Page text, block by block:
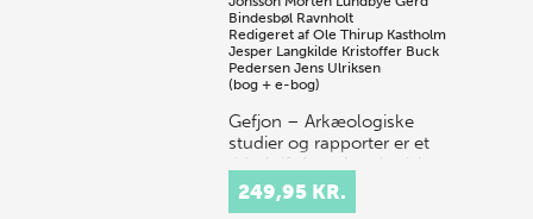
Bindesbøl Ravnholt
Redigeret afOle Thirup Kastholm
Jesper Langkilde Kristoffer Buck
Pedersen Jens Ulriksen
(bog + e-bog)
Gefjon – Arkæologiske
studier og rapporter er et
tidsskrift for arkæologiske
emner. Vi publicerer bidrag
fra hele Danmark, som
249,95 KR.